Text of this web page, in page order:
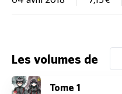
Les volumes de
Tome 1